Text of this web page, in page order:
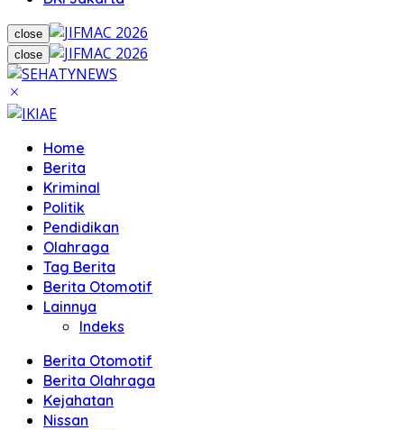
close
close
Home
Berita
Kriminal
Politik
Pendidikan
Olahraga
Tag Berita
Berita Otomotif
Lainnya
Indeks
Berita Otomotif
Berita Olahraga
Kejahatan
Nissan